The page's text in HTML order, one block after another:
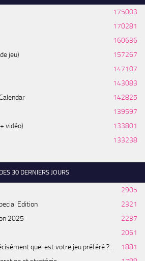
175003
170281
160636
jeu)
157267
147107
143083
142825
139597
vidéo)
133801
133238
30 DERNIERS JOURS
2905
Edition
2321
2025
2237
2061
quel est votre jeu préféré ?...
1881